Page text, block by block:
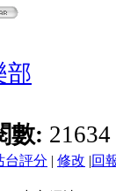
部
數: 21634
台評分 | 修改 |回